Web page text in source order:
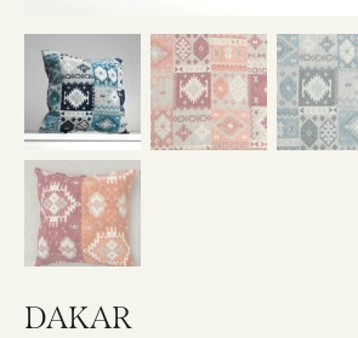
DAKAR